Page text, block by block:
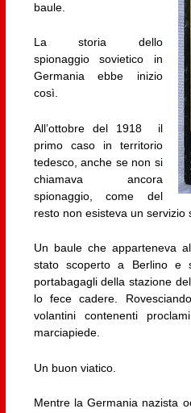
baule.
La storia dello
spionaggio sovietico in
Germania ebbe inizio
così.
All’ottobre del 1918 il
primo caso in territorio
tedesco, anche se non si
chiamava ancora
spionaggio, come del
resto non esisteva un servizio
Un baule che apparteneva
stato scoperto a Berlino e
portabagagli della stazione
lo fece cadere.
volantini contenenti
marciapiede.
Un buon viatico.
Mentre la Germania nazista